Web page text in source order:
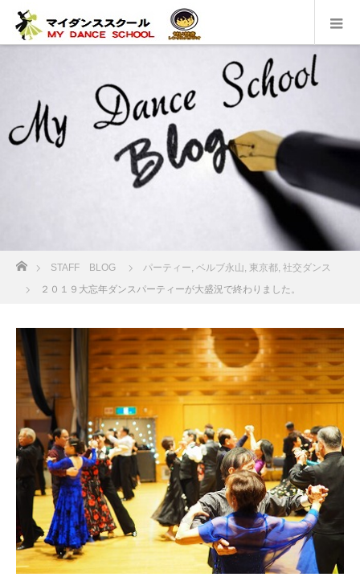
ホーム
STAFF BLOG パーティー, ベルブ永山, 東京都, 社交ダンス
２０１９大忘年ダンスパーティーが大盛況で終わりました。